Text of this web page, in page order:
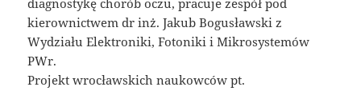
kierownictwem dr inż. Jakub Bogusławski z
Wydziału Elektroniki, Fotoniki i Mikrosystemów
PWr.
Projekt wrocławskich naukowców pt.